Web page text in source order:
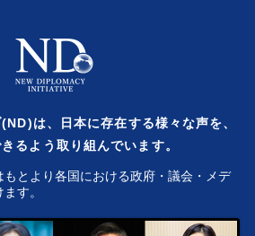
は、日本に存在する様々な声を、
るよう取り組んでいます。
とより各国における政府・議会・メデ
す。